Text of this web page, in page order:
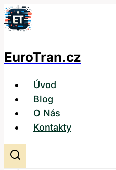
Přeskočit
na
EuroTran.cz
Úvod
Blog
O Nás
Kontakty